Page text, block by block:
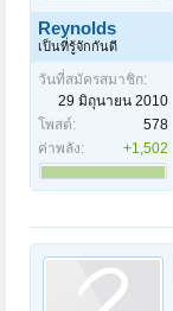
Reynolds
เป็นที่รู้จักกันดี
วันที่สมัครสมาชิก:
29 มิถุนายน 2010
โพสต์:
578
ค่าพลัง:
+1,502